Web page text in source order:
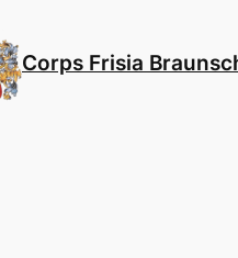
Corps Frisia